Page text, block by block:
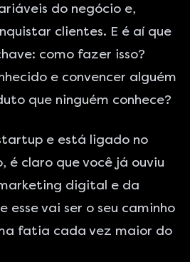
do negócio e,
clientes. E é aí que
como fazer isso?
e convencer alguém
que ninguém conhece?
e está ligado no
é claro que você já ouviu
digital e da
esse vai ser o seu caminho
fatia cada vez maior do